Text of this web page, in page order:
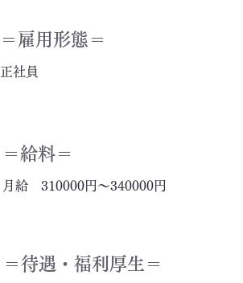
＝雇用形態＝
正社員
＝給料＝
月給 310000円～340000円
＝​待遇・福利厚生＝